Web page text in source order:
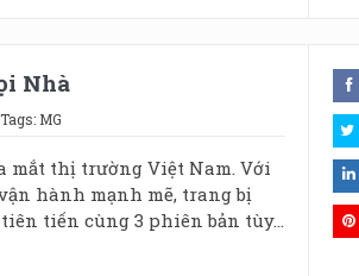
Nhà
Tags: MG
mắt thị trường Việt Nam. Với
hành mạnh mẽ, trang bị
tiến cùng 3 phiên bản tùy...